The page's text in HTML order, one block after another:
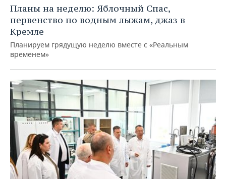
Планы на неделю: Яблочный Спас,
первенство по водным лыжам, джаз в
Кремле
Планируем грядущую неделю вместе с «Реальным
временем»